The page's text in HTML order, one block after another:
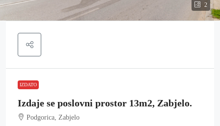
2
IZDATO
Izdaje se poslovni prostor 13m2, Zabjelo.
Podgorica, Zabjelo